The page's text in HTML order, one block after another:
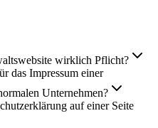
wirklich Pflicht?
das Impressum einer
Unternehmen?
auf einer Seite